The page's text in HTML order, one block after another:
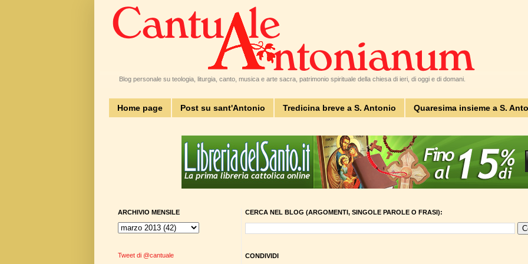
Blog personale su teologia, liturgia, canto, musica e arte sacra, patrimonio spirituale della chiesa di ieri, di oggi e di domani.
Home page Post su sant'Antonio Tredicina breve a S. Antonio Quaresima insieme a S.
CERCA NEL BLOG (ARGOMENTI, SINGOLE PAROLE O FRASI):
CONDIVIDI
ARCHIVIO MENSILE
Tweet di @cantuale